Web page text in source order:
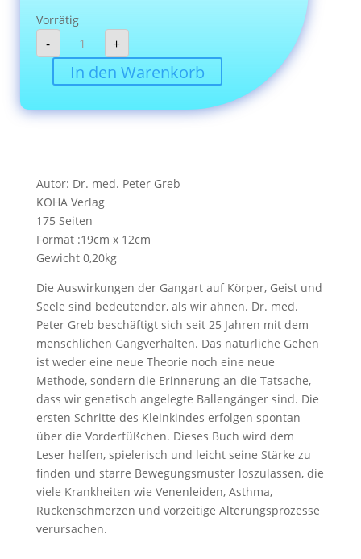
Vorrätig
-
Ballengang
Menge +
In den Warenkorb
Autor: Dr. med. Peter Greb
KOHA Verlag
175 Seiten
Format :19cm x 12cm
Gewicht 0,20kg
Die Auswirkungen der Gangart auf Körper, Geist und
Seele sind bedeutender, als wir ahnen. Dr. med.
Peter Greb beschäftigt sich seit 25 Jahren mit dem
menschlichen Gangverhalten. Das natürliche Gehen
ist weder eine neue Theorie noch eine neue
Methode, sondern die Erinnerung an die Tatsache,
dass wir genetisch angelegte Ballengänger sind. Die
ersten Schritte des Kleinkindes erfolgen spontan
über die Vorderfüßchen. Dieses Buch wird dem
Leser helfen, spielerisch und leicht seine Stärke zu
finden und starre Bewegungsmuster loszulassen, die
viele Krankheiten wie Venenleiden, Asthma,
Rückenschmerzen und vorzeitige Alterungsprozesse
verursachen.